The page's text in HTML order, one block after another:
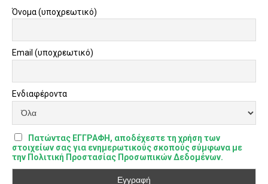
Όνομα (υποχρεωτικό)
Email (υποχρεωτικό)
Ενδιαφέροντα
Πατώντας ΕΓΓΡΑΦΗ, αποδέχεστε τη χρήση των
στοιχείων σας για ενημερωτικούς σκοπούς σύμφωνα με
την Πολιτική Προστασίας Προσωπικών Δεδομένων.